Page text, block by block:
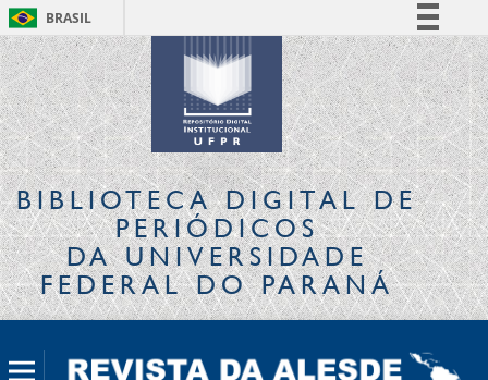
BRASIL
Simplifique!
Comunica BR
Participe
Acesso à informação
Legislação
Canais
BIBLIOTECA DIGITALDE
PERIÓDICOS
DA UNIVERSIDADE
FEDERAL DO PARANÁ